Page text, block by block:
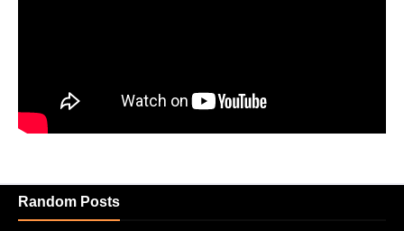
Random Posts